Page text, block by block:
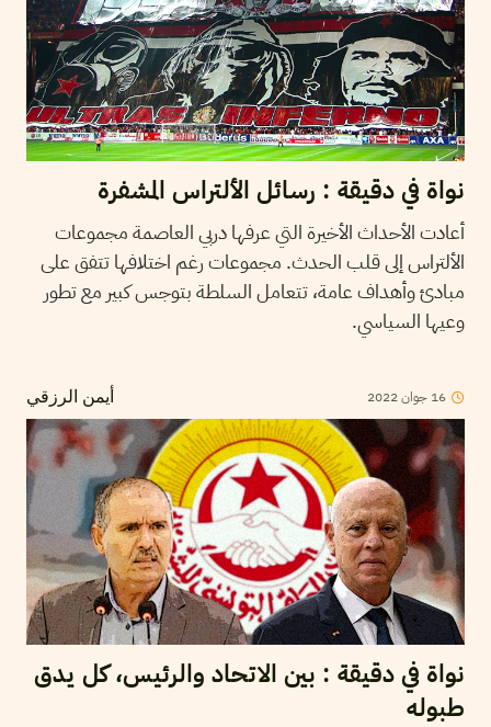
نواة في دقيقة : رسائل الألتراس المشفرة
أعادت الأحداث الأخيرة التي عرفها دربي العاصمة مجموعات
الألتراس إلى قلب الحدث. مجموعات رغم اختلافها تتفق على
مبادئ وأهداف عامة، تتعامل السلطة بتوجس كبير مع تطور
وعيها السياسي.
أيمن الرزقي 16 جوان2022
نواة في دقيقة : بين الاتحاد والرئيس، كل يدق
طبوله